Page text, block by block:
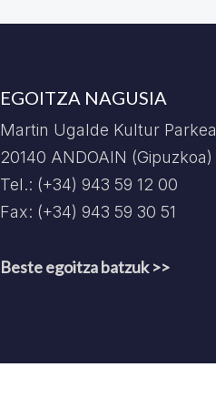
EGOITZA NAGUSIA
Martin Ugalde Kultur Parkea
20140 ANDOAIN (Gipuzkoa)
Tel.: (+34) 943 59 12 00
Fax: (+34) 943 59 30 51
Beste egoitza batzuk >>